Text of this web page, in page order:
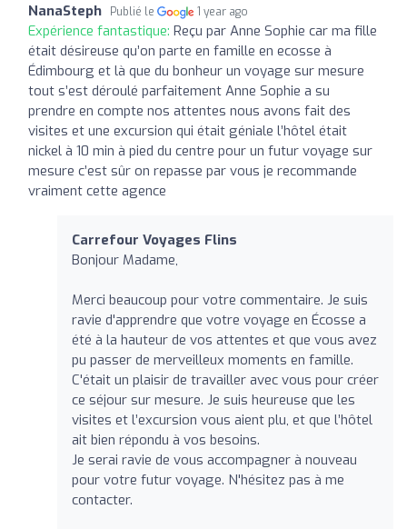
NanaSteph Publié le 1 year ago
Expérience fantastique: Reçu par Anne Sophie car ma fille
était désireuse qu’on parte en famille en ecosse à
Édimbourg et là que du bonheur un voyage sur mesure
tout s’est déroulé parfaitement Anne Sophie a su
prendre en compte nos attentes nous avons fait des
visites et une excursion qui était géniale l’hôtel était
nickel à 10 min à pied du centre pour un futur voyage sur
mesure c’est sûr on repasse par vous je recommande
vraiment cette agence
Carrefour Voyages Flins
Bonjour Madame,
Merci beaucoup pour votre commentaire. Je suis
ravie d'apprendre que votre voyage en Écosse a
été à la hauteur de vos attentes et que vous avez
pu passer de merveilleux moments en famille.
C'était un plaisir de travailler avec vous pour créer
ce séjour sur mesure. Je suis heureuse que les
visites et l’excursion vous aient plu, et que l’hôtel
ait bien répondu à vos besoins.
Je serai ravie de vous accompagner à nouveau
pour votre futur voyage. N'hésitez pas à me
contacter.